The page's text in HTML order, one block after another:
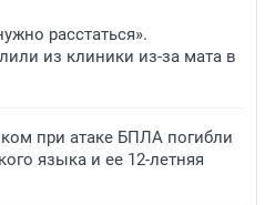
расстаться».
из клиники из-за мата в
при атаке БПЛА погибли
языка и ее 12-летняя